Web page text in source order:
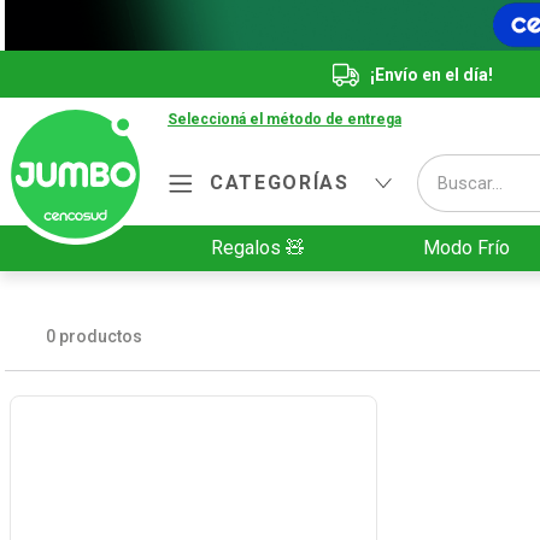
¡Envío en el día!
Seleccioná el método de entrega
CATEGORÍAS
Buscar...
Regalos 🧸 Modo Frío
0 productos
Términos más buscados
Cerveza